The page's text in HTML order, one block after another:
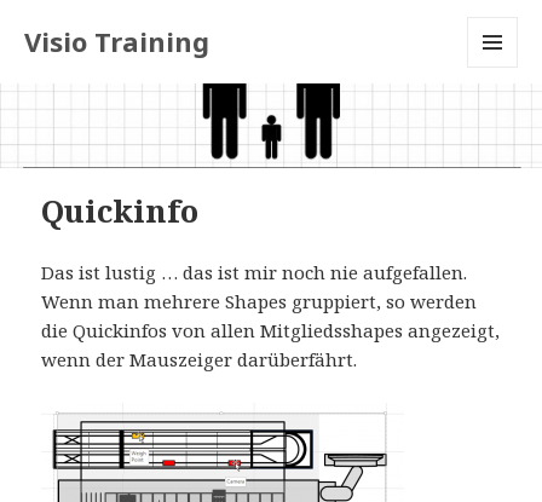
Visio Training
Quickinfo
Das ist lustig … das ist mir noch nie aufgefallen.
Wenn man mehrere Shapes gruppiert, so werden
die Quickinfos von allen Mitgliedsshapes angezeigt,
wenn der Mauszeiger darüberfährt.